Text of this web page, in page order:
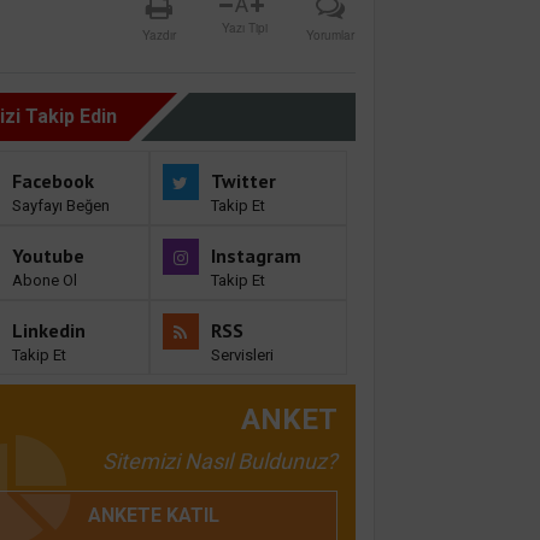
Yazdır Yazı Tipi Yorumlar
Takip Edin
Facebook
Sayfayı Beğen
Twitter
Takip Et
Youtube
Abone Ol
Instagram
Takip Et
Linkedin
Takip Et
RSS
Servisleri
ANKET
Sitemizi Nasıl Buldunuz?
ANKETE KATIL